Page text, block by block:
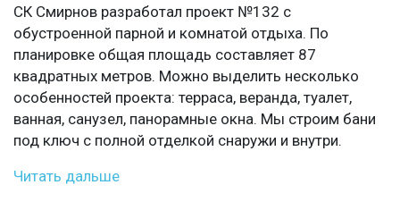
СК Смирнов разработал проект №132 с
обустроенной парной и комнатой отдыха. По
планировке общая площадь составляет 87
квадратных метров. Можно выделить несколько
особенностей проекта: терраса, веранда, туалет,
ванная, санузел, панорамные окна. Мы строим бани
под ключ с полной отделкой снаружи и внутри.
Читать дальше